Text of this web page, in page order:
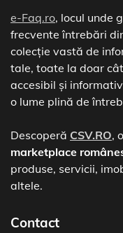
e-Faq.ro, locul unde
frecvente întrebări
colecție vastă de
tale, toate la doar
accesibil și
o lume plină de
Descoperă CSV.RO, o
marketplace
produse, servicii,
altele.
Contact